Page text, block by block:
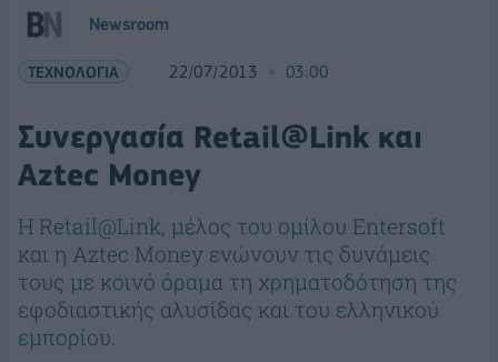
Newsroom
ΤΕΧΝΟΛΟΓΙΑ 22/07/2013 03:00
Συνεργασία Retail@Link και
Aztec Money
H Retail@Link, μέλος του ομίλου Entersoft
και η Aztec Money ενώνουν τις δυνάμεις
τους με κοινό όραμα τη χρηματοδότηση της
εφοδιαστικής αλυσίδας και του ελληνικού
εμπορίου.